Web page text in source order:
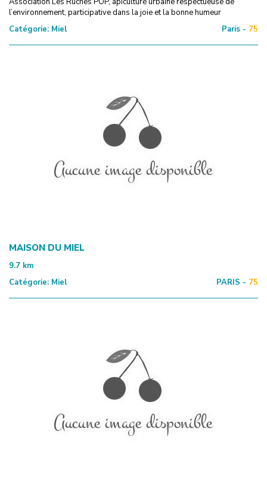
l’environnement, participative dans la joie et la bonne humeur
Catégorie: Miel Paris - 75
MAISON DU MIEL
9.7 km
Catégorie: Miel PARIS - 75